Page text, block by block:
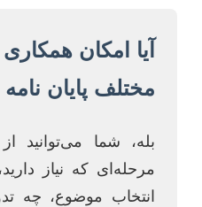
آیا امکان
مختلف پایان
بله، شما می‌توانید
مرحله‌ای که نیاز
انتخاب موضوع، چه